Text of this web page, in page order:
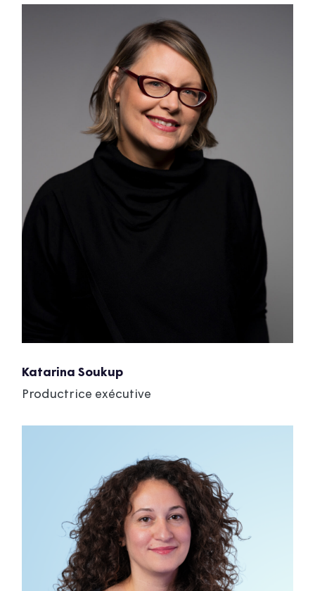
Katarina Soukup
Productrice exécutive